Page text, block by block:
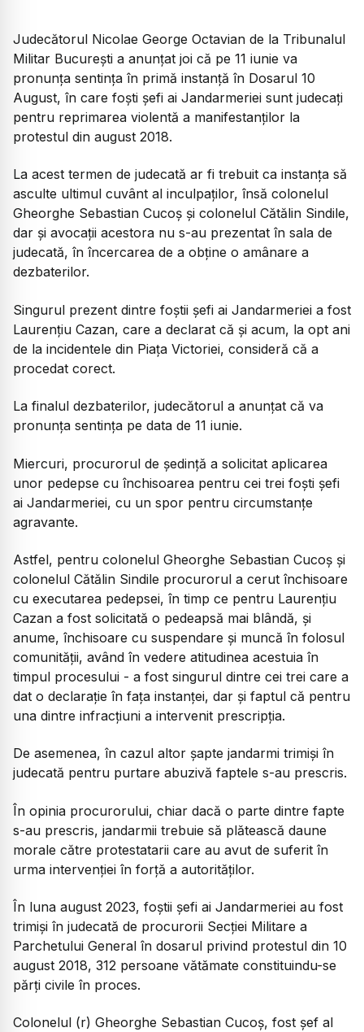
Judecătorul Nicolae George Octavian de la Tribunalul
Militar București a anunțat joi că pe 11 iunie va
pronunța sentința în primă instanță în Dosarul 10
August, în care foști șefi ai Jandarmeriei sunt judecați
pentru reprimarea violentă a manifestanților la
protestul din august 2018.
La acest termen de judecată ar fi trebuit ca instanța să
asculte ultimul cuvânt al inculpaților, însă colonelul
Gheorghe Sebastian Cucoș și colonelul Cătălin Sindile,
dar și avocații acestora nu s-au prezentat în sala de
judecată, în încercarea de a obține o amânare a
dezbaterilor.
Singurul prezent dintre foștii șefi ai Jandarmeriei a fost
Laurențiu Cazan, care a declarat că și acum, la opt ani
de la incidentele din Piața Victoriei, consideră că a
procedat corect.
La finalul dezbaterilor, judecătorul a anunțat că va
pronunța sentința pe data de 11 iunie.
Miercuri, procurorul de ședință a solicitat aplicarea
unor pedepse cu închisoarea pentru cei trei foști șefi
ai Jandarmeriei, cu un spor pentru circumstanțe
agravante.
Astfel, pentru colonelul Gheorghe Sebastian Cucoș și
colonelul Cătălin Sindile procurorul a cerut închisoare
cu executarea pedepsei, în timp ce pentru Laurențiu
Cazan a fost solicitată o pedeapsă mai blândă, și
anume, închisoare cu suspendare și muncă în folosul
comunității, având în vedere atitudinea acestuia în
timpul procesului - a fost singurul dintre cei trei care a
dat o declarație în fața instanței, dar și faptul că pentru
una dintre infracțiuni a intervenit prescripția.
De asemenea, în cazul altor șapte jandarmi trimiși în
judecată pentru purtare abuzivă faptele s-au prescris.
În opinia procurorului, chiar dacă o parte dintre fapte
s-au prescris, jandarmii trebuie să plătească daune
morale către protestatarii care au avut de suferit în
urma intervenției în forță a autorităților.
În luna august 2023, foștii șefi ai Jandarmeriei au fost
trimiși în judecată de procurorii Secției Militare a
Parchetului General în dosarul privind protestul din 10
august 2018, 312 persoane vătămate constituindu-se
părți civile în proces.
Colonelul (r) Gheorghe Sebastian Cucoș, fost șef al